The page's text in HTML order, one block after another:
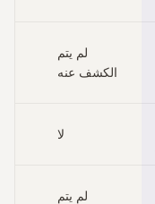
لم يتم
الكشف عنه
لا
لم يتم